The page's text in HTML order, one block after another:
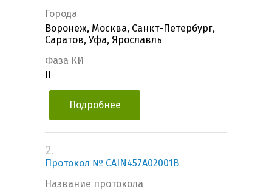
Города
Воронеж, Москва, Санкт-Петербург,
Саратов, Уфа, Ярославль
Фаза КИ
Подробнее
2.
Протокол № CAIN457A02001B
Название протокола